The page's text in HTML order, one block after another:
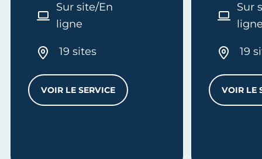
Sur site/En
ligne
19 sites
VOIR LE SERVICEMES FORMALITÉS CLÉ EN MAIN -
Sur
19
VOIR LE